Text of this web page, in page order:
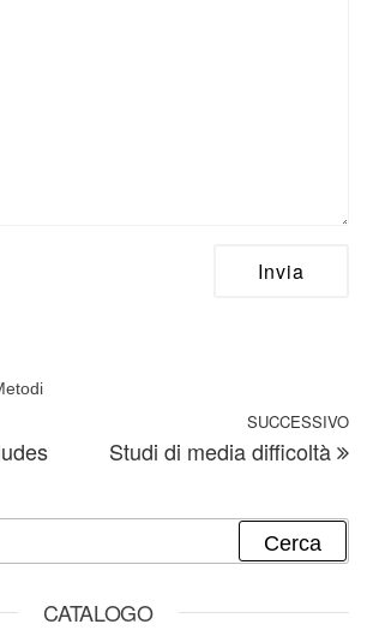
articoli SUCCESSIVO
Studi di media difficoltà
CATALOGO